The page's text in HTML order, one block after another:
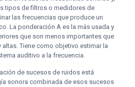
tipos de filtros o medidores de
las frecuencias que produce un
La ponderación A es la más usada y
que son menos importantes que
altas. Tiene como objetivo estimar la
auditivo a la frecuencia.
de sucesos de ruidos está
sonora combinada de esos sucesos